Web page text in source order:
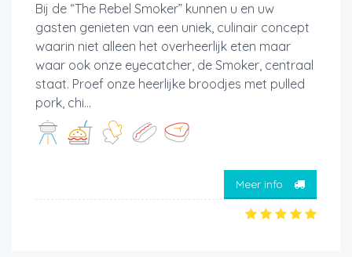
Bij de “The Rebel Smoker” kunnen u en uw
gasten genieten van een uniek, culinair concept
waarin niet alleen het overheerlijk eten maar
waar ook onze eyecatcher, de Smoker, centraal
staat. Proef onze heerlijke broodjes met pulled
pork, chi...
Meer info